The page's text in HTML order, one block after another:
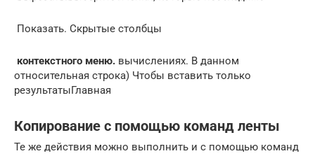
​ Показать. Скрытые столбцы​
​ контекстного меню.​ ​ вычислениях. В данном​
относительная строка)​ Чтобы вставить только
результаты​Главная​
Копирование с помощью команд ленты
Те же действия можно выполнить и с помощью команд